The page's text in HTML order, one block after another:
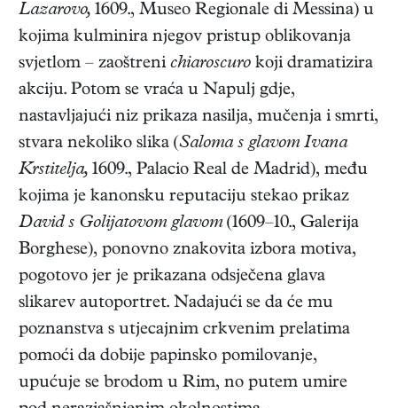
Lazarovo, 1609., Museo Regionale di Messina) u
kojima kulminira njegov pristup oblikovanja
svjetlom – zaoštreni chiaroscuro koji dramatizira
akciju. Potom se vraća u Napulj gdje,
nastavljajući niz prikaza nasilja, mučenja i smrti,
stvara nekoliko slika (Saloma s glavom Ivana
Krstitelja, 1609., Palacio Real de Madrid), među
kojima je kanonsku reputaciju stekao prikaz
David s Golijatovom glavom(1609–10., Galerija
Borghese), ponovno znakovita izbora motiva,
pogotovo jer je prikazana odsječena glava
slikarev autoportret. Nadajući se da će mu
poznanstva s utjecajnim crkvenim prelatima
pomoći da dobije papinsko pomilovanje,
upućuje se brodom u Rim, no putem umire